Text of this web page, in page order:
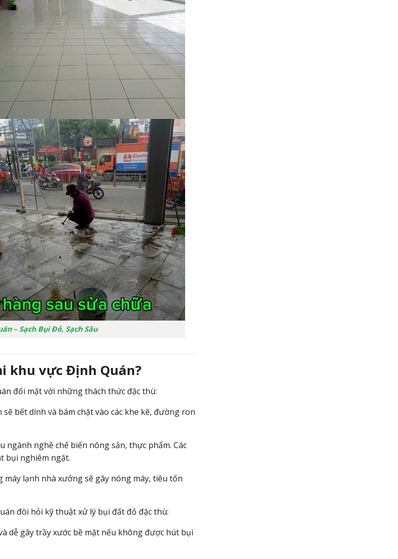
– Sạch Bụi Đỏ, Sạch Sâu
khu vực Định Quán?
đối mặt với những thách thức đặc thù:
bết dính và bám chặt vào các khe kẽ, đường ron
ngành nghề chế biến nông sản, thực phẩm. Các
bụi nghiêm ngặt.
lạnh nhà xưởng sẽ gây nóng máy, tiêu tốn
đòi hỏi kỹ thuật xử lý bụi đất đỏ đặc thù:
dễ gây trầy xước bề mặt nếu không được hút bụi